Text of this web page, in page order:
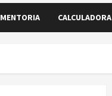
MENTORIA CALCULADORA